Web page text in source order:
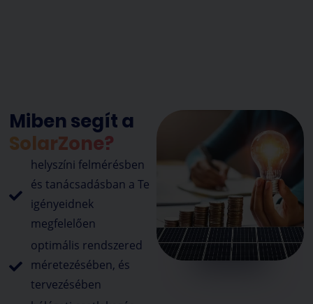
Miben segít a
SolarZone?
helyszíni felmérésben
és tanácsadásban a Te
igényeidnek
megfelelően
optimális rendszered
méretezésében, és
tervezésében